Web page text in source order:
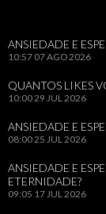
ANSIEDADE E
10:57 07 AGO 2026
QUANTOS LIKES
10:00 29 JUL 2026
ANSIEDADE E
08:00 25 JUL 2026
ANSIEDADE E
ETERNIDADE?
09:05 17 JUL 2026